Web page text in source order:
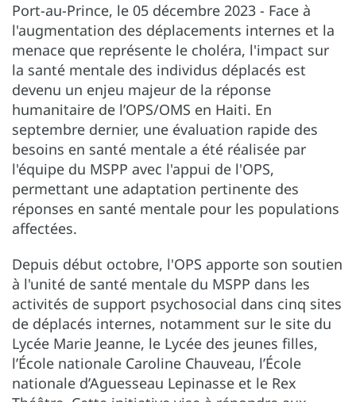
Port-au-Prince, le 05 décembre 2023 - Face à
l'augmentation des déplacements internes et la
menace que représente le choléra, l'impact sur
la santé mentale des individus déplacés est
devenu un enjeu majeur de la réponse
humanitaire de l’OPS/OMS en Haiti. En
septembre dernier, une évaluation rapide des
besoins en santé mentale a été réalisée par
l'équipe du MSPP avec l'appui de l'OPS,
permettant une adaptation pertinente des
réponses en santé mentale pour les populations
affectées.
Depuis début octobre, l'OPS apporte son soutien
à l'unité de santé mentale du MSPP dans les
activités de support psychosocial dans cinq sites
de déplacés internes, notamment sur le site du
Lycée Marie Jeanne, le Lycée des jeunes filles,
l’École nationale Caroline Chauveau, l’École
nationale d’Aguesseau Lepinasse et le Rex